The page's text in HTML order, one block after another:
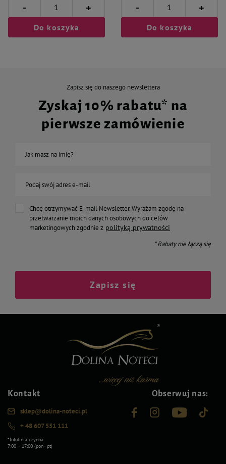
- +
Do koszyka
- +
Do koszyka
Zapisz się do naszego newslettera
Zyskaj 10% rabatu* na
pierwsze zamówienie
Jak masz na imię?
Podaj swój adres e-mail
Chcę otrzymywać E-mail Newsletter. Wyrażam zgodę na
przetwarzanie moich danych osobowych do celów
marketingowych zgodnie z polityką prywatności
* Rabaty nie łączą się
Zapisz się
Kontakt
sklep@dolina-noteci.pl
+ 48 607 551 111
*Infolinia czynna
7:00 – 17:00 (pon–pt)
Obserwuj nas: